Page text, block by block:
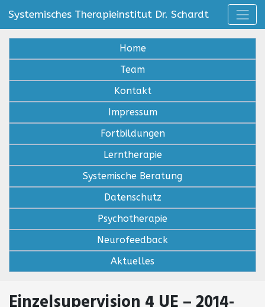
Systemisches Therapieinstitut Dr. Schardt
Home
Team
Kontakt
Impressum
Fortbildungen
Lerntherapie
Systemische Beratung
Datenschutz
Psychotherapie
Neurofeedback
Aktuelles